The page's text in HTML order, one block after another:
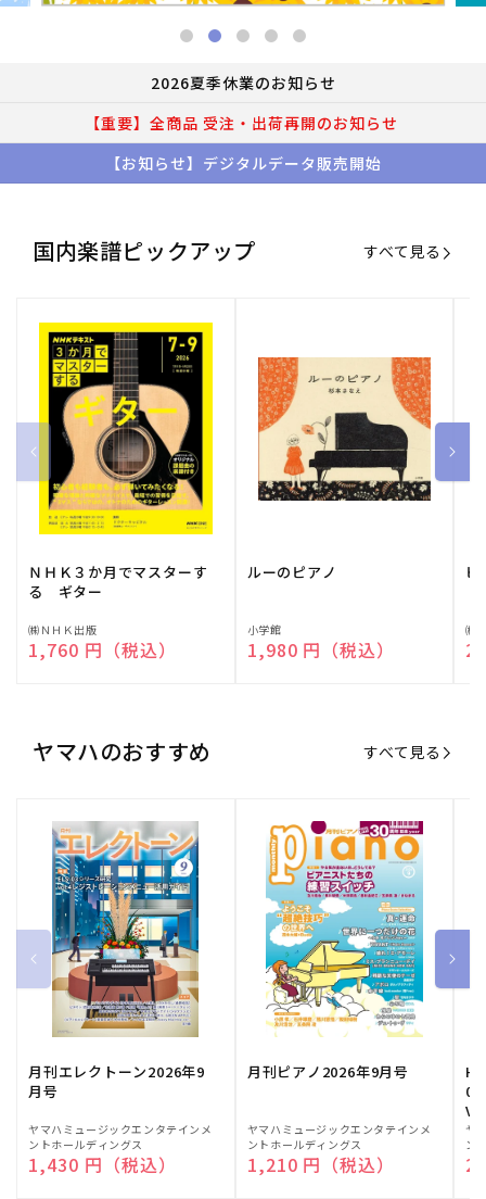
2026夏季休業のお知らせ
【重要】全商品 受注・出荷再開のお知らせ
【お知らせ】デジタルデータ販売開始
国内楽譜ピックアップ すべて見る
ＮＨＫ３か月でマスターす
る ギター
販
売
㈱ＮＨＫ出版
通常価格
1,760 円（税込）
ルーのピアノ
販
売
小学館
通常価格
1,980 円（税込）
ピ
販
売
㈱
ヤマハのおすすめ すべて見る
月刊エレクトーン2026年9
月号
販
売
元:
ヤマハミュージックエンタテインメ
ントホールディングス
通常価格
1,430 円（税込）
月刊ピアノ2026年9月号
販
売
元:
ヤマハミュージックエンタテインメ
ントホールディングス
通常価格
1,210 円（税込）
販
売
元:
ヤ
ン